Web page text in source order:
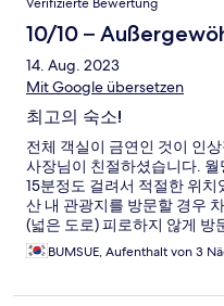
Verifizierte Bewertung
10/10 –
14. Aug. 2023
Mit Google übersetzen
최고의 숙소!
전체 객실이 금연인 것이 인
사장님이 친절하셨습니다.
15분정도 걸려서 적절한 위
산 내 관광지를 방문할 경우
(넓은 도로) 피로하지 않게 방
공해주셔서 감사합니다!
BUMSUE, Aufenthalt von 3